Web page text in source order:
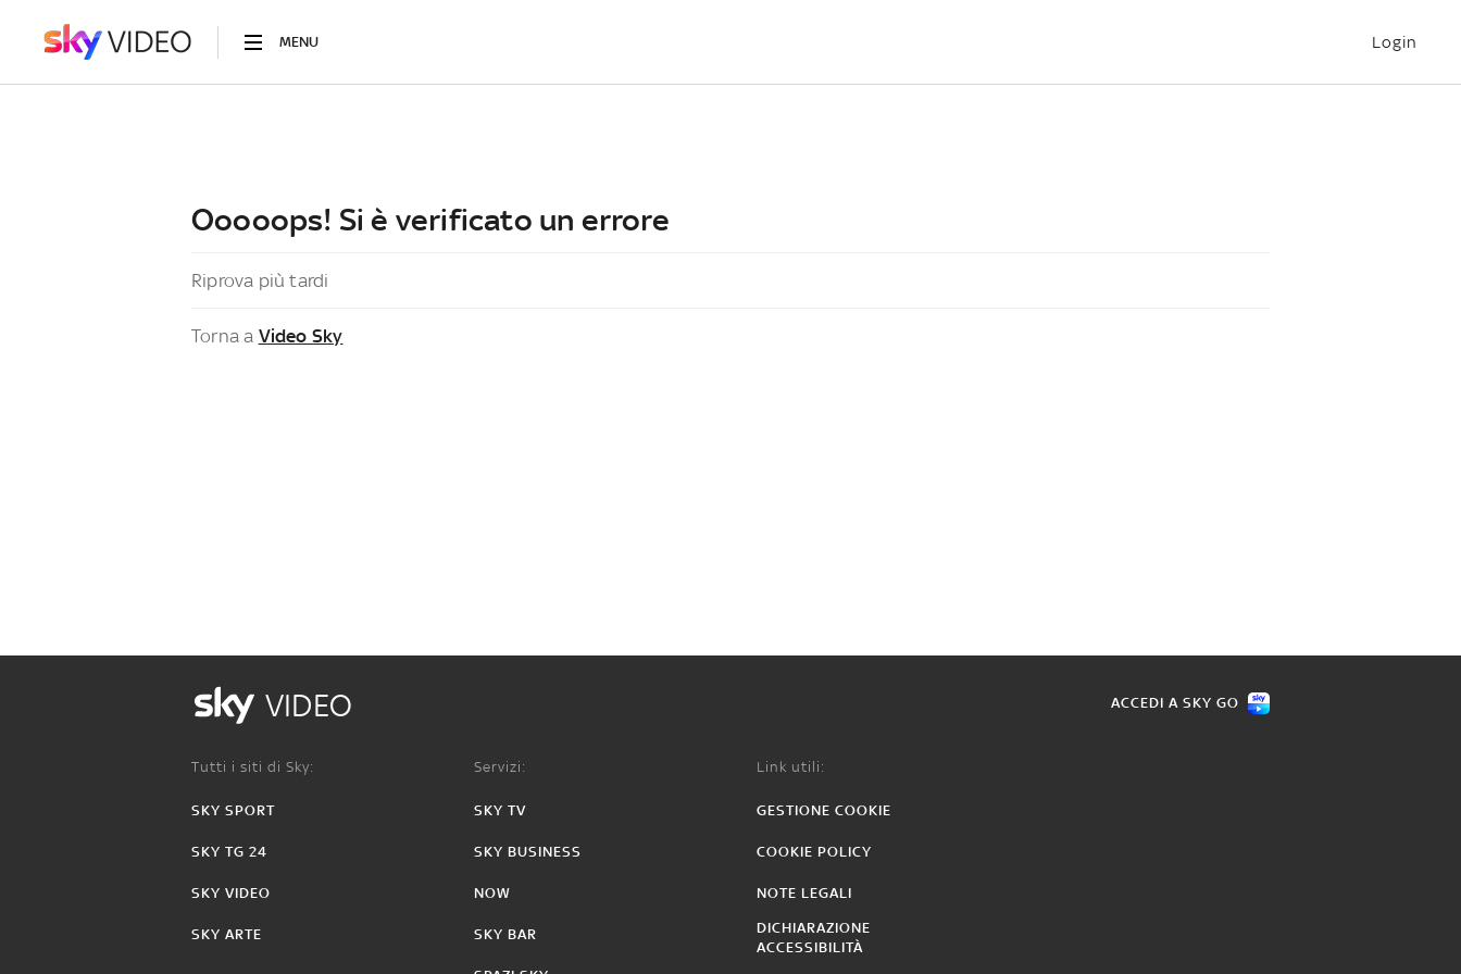
MENU Login
Ooooops! Si è verificato un errore
Riprova più tardi
Torna a Video Sky
VIDEO ACCEDI A SKY GO
Tutti i siti di Sky:
SKY SPORT
SKY TG 24
SKY VIDEO
SKY ARTE
Servizi:
SKY TV
SKY BUSINESS
NOW
SKY BAR
Link utili:
GESTIONE COOKIE
COOKIE POLICY
NOTE LEGALI
DICHIARAZIONE
ACCESSIBILITÀ